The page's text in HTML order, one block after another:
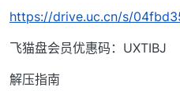
https://drive.uc.cn/s/
飞猫盘会员优惠码：UXTIBJ
解压指南